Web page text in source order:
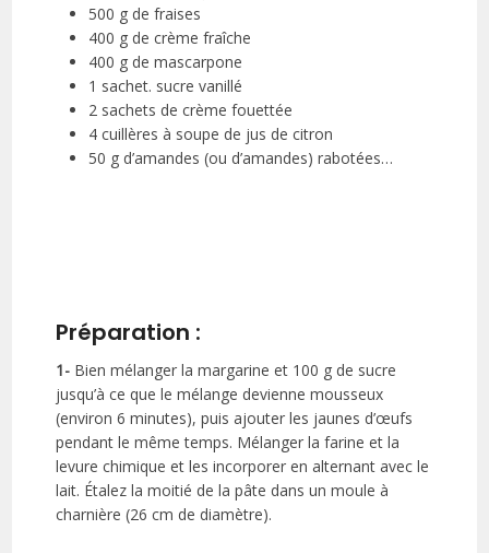
500 g de fraises
400 g de crème fraîche
400 g de mascarpone
1 sachet. sucre vanillé
2 sachets de crème fouettée
4 cuillères à soupe de jus de citron
50 g d’amandes (ou d’amandes) rabotées…
Préparation :
1- Bien mélanger la margarine et 100 g de sucre
jusqu’à ce que le mélange devienne mousseux
(environ 6 minutes), puis ajouter les jaunes d’œufs
pendant le même temps. Mélanger la farine et la
levure chimique et les incorporer en alternant avec le
lait. Étalez la moitié de la pâte dans un moule à
charnière (26 cm de diamètre).